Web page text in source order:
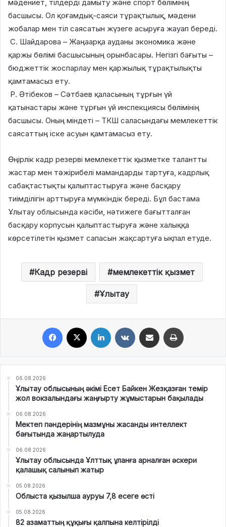
мәдениет, тілдерді дамыту және спорт бөлімінің
басшысы. Ол қоғамдық-саяси тұрақтылық, мәдени
жобалар мен тіл саясатын жүзеге асыруға жауап береді.
С. Шайдарова – Жаңаарқа ауданы экономика және
қаржы бөлімі басшысының орынбасары. Негізгі бағыты –
бюджеттік жоспарлау мен қаржылық тұрақтылықты
қамтамасыз ету.
Р. Әтібеков – Сәтбаев қаласының тұрғын үй
қатынастары және тұрғын үй инспекциясы бөлімінің
басшысы. Оның міндеті – ТКШ саласындағы мемлекеттік
саясаттың іске асуын қамтамасыз ету.
Өңірлік кадр резерві мемлекеттік қызметке талантты
жастар мен тәжірибелі мамандарды тартуға, кадрлық
сабақтастықты қалыптастыруға және басқару
тиімділігін арттыруға мүмкіндік береді. Бұл бастама
Ұлытау облысында кәсіби, нәтижеге бағытталған
басқару корпусын қалыптастыруға және халыққа
көрсетілетін қызмет сапасын жақсартуға ықпал етуде.
Кадр резерві мемлекеттік қызмет
Ұлытау
06.08.2026
Ұлытау облысының әкімі Есет Байкен Жезқазған темір
жол вокзалындағы жаңғырту жұмыстарын бақылады
06.08.2026
Мектеп пәндерінің мазмұны жасанды интеллект
бағытында жаңартылуда
06.08.2026
Ұлытау облысында Ұлттық ұланға арналған әскери
қалашық салынып жатыр
05.08.2026
Облыста қызылша ауруы 7,8 есеге өсті
05.08.2026
82 азаматтың құқығы қалпына келтірілді